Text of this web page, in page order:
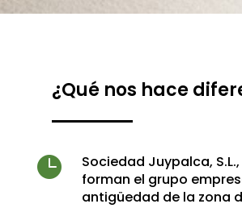
¿Qué nos hace

Sociedad Juypalca,
forman el grupo
antigüedad de la zona